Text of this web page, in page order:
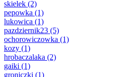
skielek (2)
pepowka (1)
lukowica (1)
pazdziernik23 (5)
ochorowiczowka (1)
kozy (1)
hrobaczalaka (2)
gaiki (1)
groniczki (1)